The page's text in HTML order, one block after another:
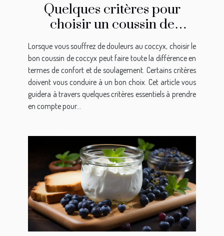
Quelques critères pour
choisir un coussin de
coccyx
Lorsque vous souffrez de douleurs au coccyx, choisir le
bon coussin de coccyx peut faire toute la différence en
termes de confort et de soulagement. Certains critères
doivent vous conduire à un bon choix. Cet article vous
guidera à travers quelques critères essentiels à prendre
en compte pour...